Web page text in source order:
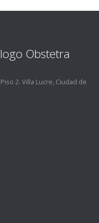
Obstetra
2. Villa Lucre, Ciudad de